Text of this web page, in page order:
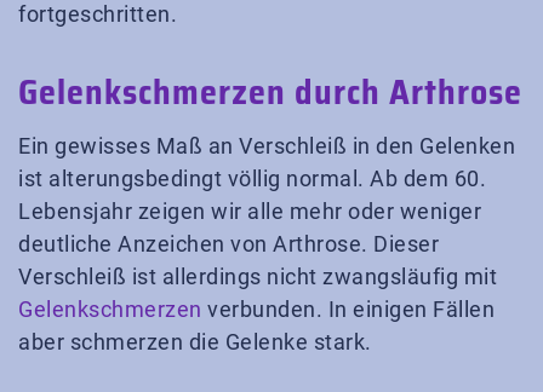
fortgeschritten.
Gelenkschmerzen durch Arthrose
Ein gewisses Maß an Verschleiß in den Gelenken
ist alterungsbedingt völlig normal. Ab dem 60.
Lebensjahr zeigen wir alle mehr oder weniger
deutliche Anzeichen von Arthrose. Dieser
Verschleiß ist allerdings nicht zwangsläufig mit
Gelenkschmerzen verbunden. In einigen Fällen
aber schmerzen die Gelenke stark.